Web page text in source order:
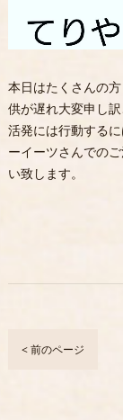
本日はたくさんの
供が遅れ大変申し
活発には行動する
ーイーツさんでの
い致します。
< 前のページ